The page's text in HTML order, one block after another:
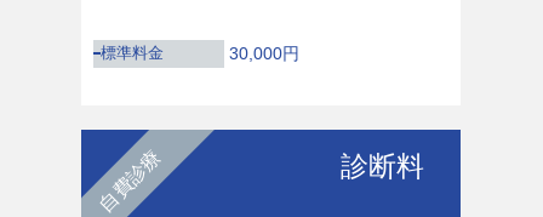
標準料金 30,000円
診断料
自費診療